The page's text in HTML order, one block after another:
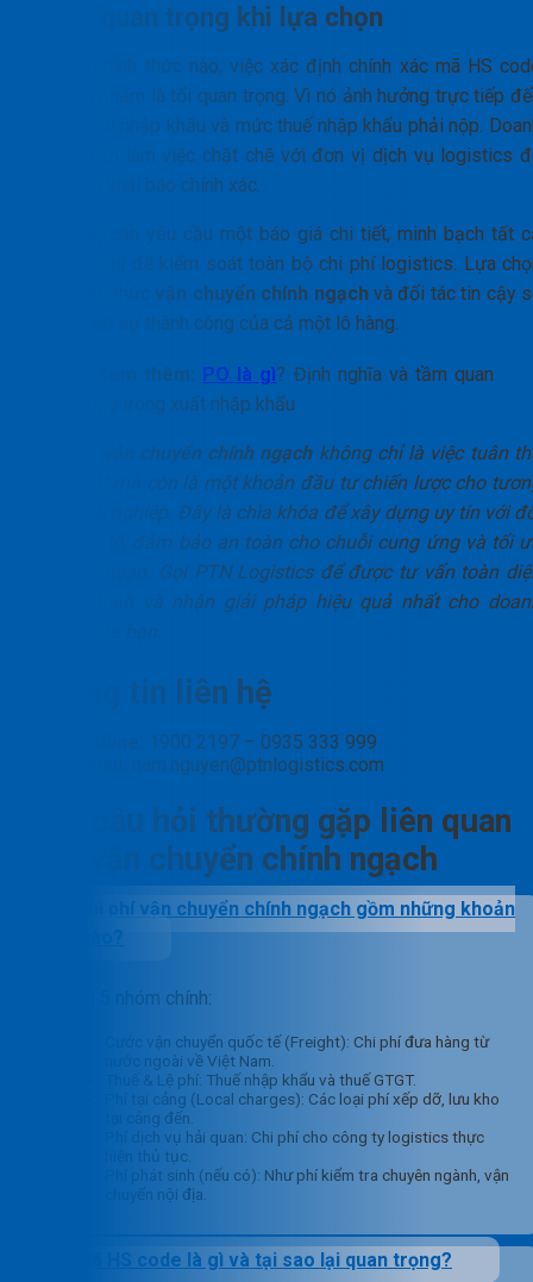
Lưu ý quan trọng khi lựa chọn
Dù chọn hình thức nào, việc xác định chính xác mã HS
của sản phẩm là tối quan trọng. Vì nó ảnh hưởng trực tiếp
chính sách nhập khẩu và mức thuế nhập khẩu phải nộp.
nghiệp cần làm việc chặt chẽ với đơn vị dịch vụ logistics
đảm bảo khai báo chính xác.
Ngoài ra, cần yêu cầu một báo giá chi tiết, minh bạch tất
các loại phí để kiểm soát toàn bộ chi phí logistics. Lựa
vận chuyển chính ngạchvà đối tác tin cậy
quyết định sự thành công của cả một lô hàng.
>>Xem thêm: PO là gì? Định nghĩa và tầm quan
trọng trong xuất nhập khẩu
vận chuyển chính ngạchkhông chỉ là việc tuân
pháp luật mà còn là một khoản đầu tư chiến lược cho
lai doanh nghiệp. Đây là chìa khóa để xây dựng uy tín với
tác quốc tế, đảm bảo an toàn cho chuỗi cung ứng và tối
hóa lợi nhuận. Gọi PTN Logistics để được tư vấn toàn
về quy trình và nhận giải pháp hiệu quả nhất cho
nghiệp của bạn.
Thông tin liên hệ
1900 2197 – 0935 333 999
nam.nguyen@ptnlogistics.com
Các câu hỏi thường gặp liên quan
đến vận chuyển chính ngạch
Chi phí vận chuyển chính ngạch gồm những khoản
Gồm 5 nhóm chính:
Cước vận chuyển quốc tế (Freight): Chi phí đưa hàng từ
nước ngoài về Việt Nam.
Thuế & Lệ phí: Thuế nhập khẩu và thuế GTGT.
Phí tại cảng (Local charges): Các loại phí xếp dỡ, lưu kho
tại cảng đến.
Phí dịch vụ hải quan: Chi phí cho công ty logistics thực
hiện thủ tục.
Phí phát sinh (nếu có): Như phí kiểm tra chuyên ngành, vận
chuyển nội địa.
Mã HS code là gì và tại sao lại quan trọng?